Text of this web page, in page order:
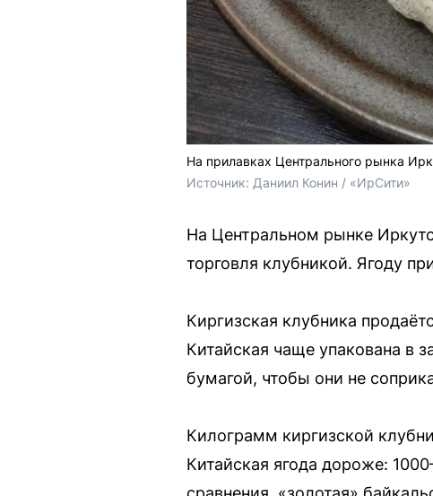
На прилавках Центрального рынка
Источник: Даниил Конин / «ИрСити»
На Центральном рынке
торговля клубникой. Ягоду
Киргизская клубника
Китайская чаще упакована в
бумагой, чтобы они не
Килограмм киргизской
Китайская ягода дороже: